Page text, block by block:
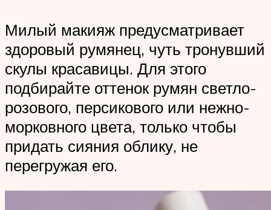
Милый макияж предусматривает
здоровый румянец, чуть тронувший
скулы красавицы. Для этого
подбирайте оттенок румян светло-
розового, персикового или нежно-
морковного цвета, только чтобы
придать сияния облику, не
перегружая его.